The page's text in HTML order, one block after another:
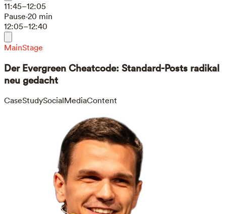
11:45–12:05
Pause·20 min
12:05–12:40
MainStage
Der Evergreen Cheatcode: Standard-Posts radikal
neu gedacht
CaseStudySocialMediaContent